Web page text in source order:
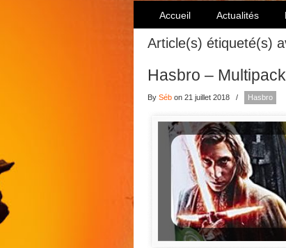
Accueil Actualités
Article(s) étiqueté(s)
Hasbro –
By Séb on 21 juillet 2018 / Hasbro